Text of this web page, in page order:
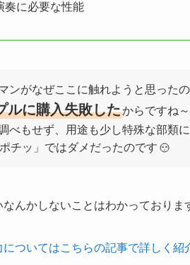
奏に必要な性能
ンがなぜここに触れようと思った
ルに購入失敗したからですね～
べもせず、用途も少し特殊な部類
チッ」ではダメだったのです
んかしないことはわかっておりま
ついてはこちらの記事で詳しく紹